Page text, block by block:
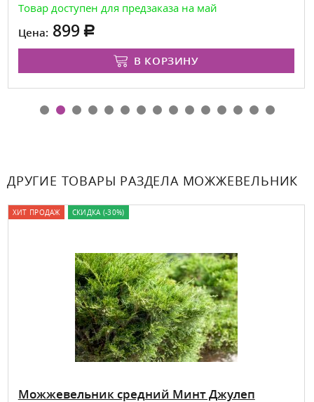
Товар доступен для предзаказа на май
Цена: 899
В КОРЗИНУ
ДРУГИЕ ТОВАРЫ РАЗДЕЛА МОЖЖЕВЕЛЬНИК
ХИТ ПРОДАЖ СКИДКА (-30%)
Можжевельник средний Минт Джулеп